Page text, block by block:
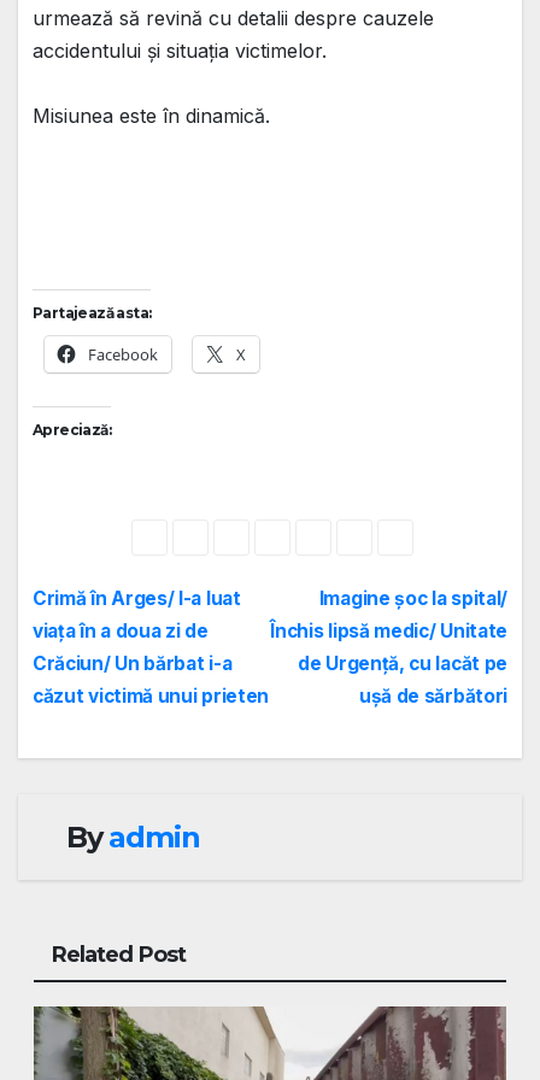
urmează să revină cu detalii despre cauzele
accidentului și situația victimelor.
Misiunea este în dinamică.
Partajează asta:
Facebook X
Apreciază:
Navigare
în
articole
Imagine șoc la spital/
Închis lipsă medic/ Unitate
de Urgență, cu lacăt pe
ușă de sărbători
Crimă în Arges/ I-a luat
viața în a doua zi de
Crăciun/ Un bărbat i-a
căzut victimă unui prieten
Byadmin
Related Post